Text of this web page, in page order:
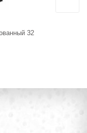
32